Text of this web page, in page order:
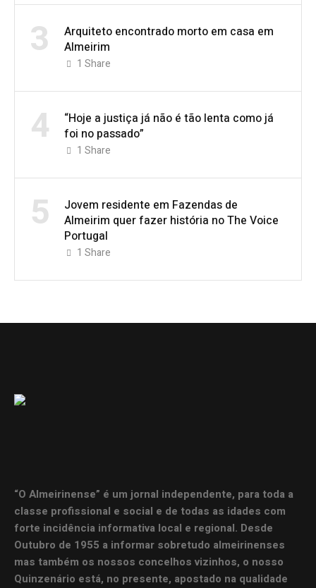
3
Arquiteto encontrado morto em casa em
Almeirim
1 Share
4
“Hoje a justiça já não é tão lenta como já
foi no passado”
1 Share
5
Jovem residente em Fazendas de
Almeirim quer fazer história no The Voice
Portugal
1 Share
“O Almeirinense” é um jornal independente, para toda a
classe profissional e social e de todas as idades com
forte incidência informativa local e regional. Desde
Outubro de 1955 a informar sobretudo almeirinenses
mas também os nossos concelhos vizinhos, o nosso
Quinzenário está, no presente, apostado na qualidade